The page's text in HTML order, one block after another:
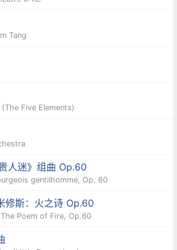
Tang
Five Elements)
人迷》组曲 Op.60
gentilhomme, Op. 60
修斯：火之诗 Op.60
Poem of Fire, Op.60